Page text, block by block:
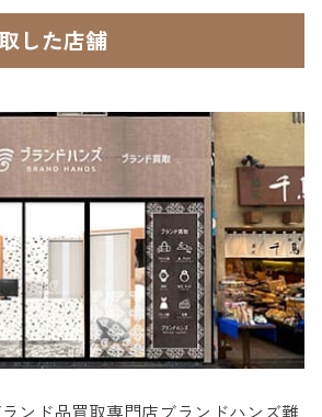
した店舗
ンド品買取専門店ブランドハンズ難